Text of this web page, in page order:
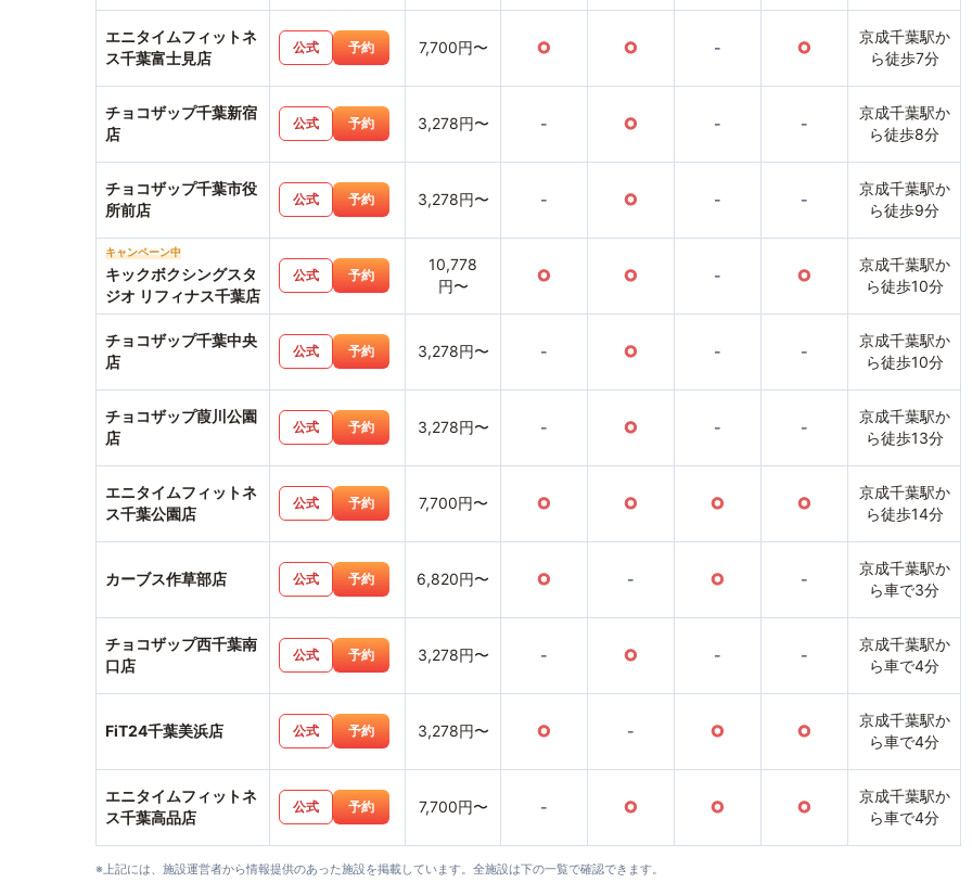
エニタイムフィットネ
ス千葉富士見店
公式 予約 7,700円〜 ○ ○ - ○
京成千葉駅か
ら徒歩7分
チョコザップ千葉新宿
店
公式 予約 3,278円〜 - ○ - -
京成千葉駅か
ら徒歩8分
チョコザップ千葉市役
所前店
公式 予約 3,278円〜 - ○ - -
京成千葉駅か
ら徒歩9分
キャンペーン中
キックボクシングスタ
ジオ リフィナス千葉店
公式 予約
10,778
円〜
○ ○ - ○
京成千葉駅か
ら徒歩10分
チョコザップ千葉中央
店
公式 予約 3,278円〜 - ○ - -
京成千葉駅か
ら徒歩10分
チョコザップ葭川公園
店
公式 予約 3,278円〜 - ○ - -
京成千葉駅か
ら徒歩13分
エニタイムフィットネ
ス千葉公園店
公式 予約 7,700円〜 ○ ○ ○ ○
京成千葉駅か
ら徒歩14分
カーブス作草部店 公式 予約 6,820円〜 ○ - ○ -
京成千葉駅か
ら車で3分
チョコザップ西千葉南
口店
公式 予約 3,278円〜 - ○ - -
京成千葉駅か
ら車で4分
FiT24千葉美浜店 公式 予約 3,278円〜 ○ - ○ ○
京成千葉駅か
ら車で4分
エニタイムフィットネ
ス千葉高品店
公式 予約 7,700円〜 - ○ ○ ○
京成千葉駅か
ら車で4分
※上記には、施設運営者から情報提供のあった施設を掲載しています。全施設は下の一覧で確認できます。